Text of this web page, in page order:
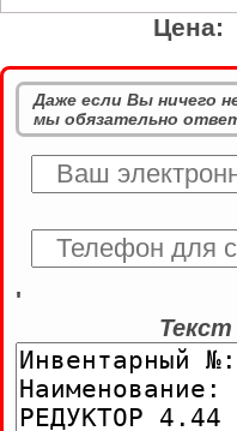
Даже если Вы ничего
мы обязательно
'